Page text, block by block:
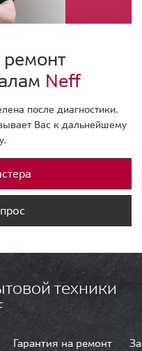
Neff
после диагностики.
Вас к дальнейшему
техники
Гарантия на ремонт